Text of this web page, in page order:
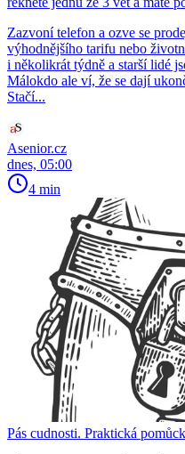
Zazvoní telefon a ozve se
výhodnějšího tarifu nebo
i několikrát týdně a starší lidé
Málokdo ale ví, že se dají
Stačí...
Asenior.cz
dnes, 05:00
4 min
Pás cudnosti. Praktická